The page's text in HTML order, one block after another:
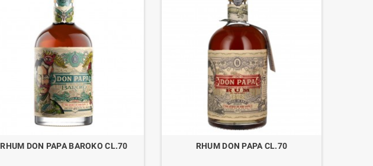
RHUM DON PAPA BAROKO CL.70 RHUM DON PAPA CL.70